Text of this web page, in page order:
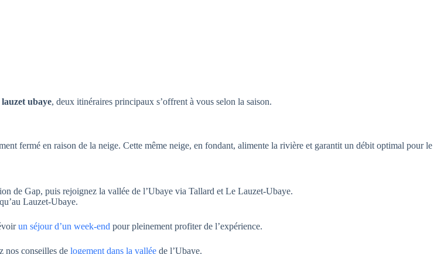
ubaye, deux itinéraires principaux s’offrent à vous selon la saison.
fermé en raison de la neige. Cette même neige, en fondant, alimente la rivière et garantit un débit optimal pour le
de Gap, puis rejoignez la vallée de l’Ubaye via Tallard et Le Lauzet-Ubaye.
Lauzet-Ubaye.
un séjour d’un week-end pour pleinement profiter de l’expérience.
nos conseilles de logement dans la vallée de l’Ubaye.